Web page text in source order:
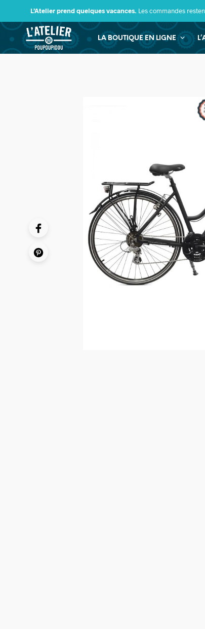
L’Atelier prend quelques vacances. Les commandes
LA BOUTIQUE EN LIGNE